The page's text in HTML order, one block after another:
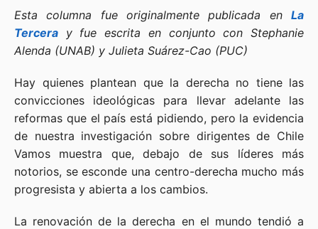
Esta columna fue originalmente publicada en La
Tercera y fue escrita en conjunto con Stephanie
Alenda (UNAB) y Julieta Suárez-Cao (PUC)
Hay quienes plantean que la derecha no tiene las
convicciones ideológicas para llevar adelante las
reformas que el país está pidiendo, pero la evidencia
de nuestra investigación sobre dirigentes de Chile
Vamos muestra que, debajo de sus líderes más
notorios, se esconde una centro-derecha mucho más
progresista y abierta a los cambios.
La renovación de la derecha en el mundo tendió a